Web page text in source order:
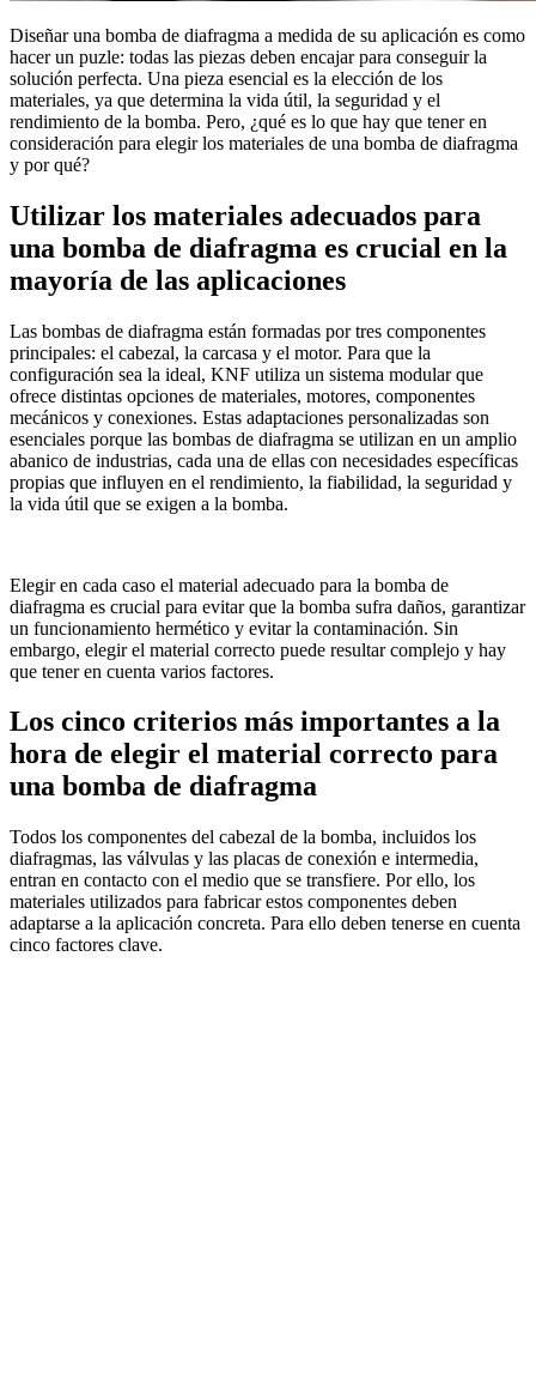
Diseñar una bomba de diafragma a medida de su aplicación es como
hacer un puzle: todas las piezas deben encajar para conseguir la
solución perfecta. Una pieza esencial es la elección de los
materiales, ya que determina la vida útil, la seguridad y el
rendimiento de la bomba. Pero, ¿qué es lo que hay que tener en
consideración para elegir los materiales de una bomba de diafragma
y por qué?
Utilizar los materiales adecuados para
una bomba de diafragma es crucial en la
mayoría de las aplicaciones
Las bombas de diafragma están formadas por tres componentes
principales: el cabezal, la carcasa y el motor. Para que la
configuración sea la ideal, KNF utiliza un sistema modular que
ofrece distintas opciones de materiales, motores, componentes
mecánicos y conexiones. Estas adaptaciones personalizadas son
esenciales porque las bombas de diafragma se utilizan en un amplio
abanico de industrias, cada una de ellas con necesidades específicas
propias que influyen en el rendimiento, la fiabilidad, la seguridad y
la vida útil que se exigen a la bomba.
Elegir en cada caso el material adecuado para la bomba de
diafragma es crucial para evitar que la bomba sufra daños, garantizar
un funcionamiento hermético y evitar la contaminación. Sin
embargo, elegir el material correcto puede resultar complejo y hay
que tener en cuenta varios factores.
Los cinco criterios más importantes a la
hora de elegir el material correcto para
una bomba de diafragma
Todos los componentes del cabezal de la bomba, incluidos los
diafragmas, las válvulas y las placas de conexión e intermedia,
entran en contacto con el medio que se transfiere. Por ello, los
materiales utilizados para fabricar estos componentes deben
adaptarse a la aplicación concreta. Para ello deben tenerse en cuenta
cinco factores clave.